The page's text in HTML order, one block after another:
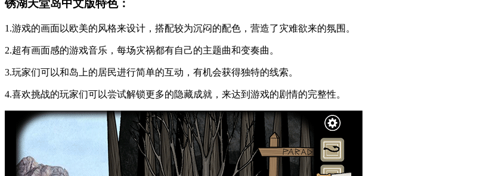
锈湖天堂岛中文版特色：
1.游戏的画面以欧美的风格来设计，搭配较为沉闷的配色，营造了灾难欲来的氛围。
2.超有画面感的游戏音乐，每场灾祸都有自己的主题曲和变奏曲。
3.玩家们可以和岛上的居民进行简单的互动，有机会获得独特的线索。
4.喜欢挑战的玩家们可以尝试解锁更多的隐藏成就，来达到游戏的剧情的完整性。